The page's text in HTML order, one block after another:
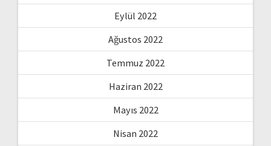
Eylül 2022
Ağustos 2022
Temmuz 2022
Haziran 2022
Mayıs 2022
Nisan 2022